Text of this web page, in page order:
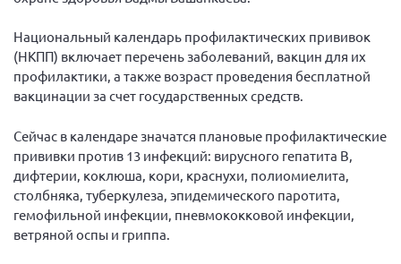
Национальный календарь профилактических прививок
(НКПП) включает перечень заболеваний, вакцин для их
профилактики, а также возраст проведения бесплатной
вакцинации за счет государственных средств.
Сейчас в календаре значатся плановые профилактические
прививки против 13 инфекций: вирусного гепатита В,
дифтерии, коклюша, кори, краснухи, полиомиелита,
столбняка, туберкулеза, эпидемического паротита,
гемофильной инфекции, пневмококковой инфекции,
ветряной оспы и гриппа.